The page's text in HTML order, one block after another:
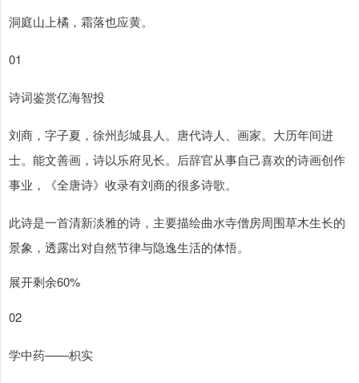
洞庭山上橘，霜落也应黄。
01
诗词鉴赏亿海智投
刘商，字子夏，徐州彭城县人。唐代诗人、画家。大历年间进
士。能文善画，诗以乐府见长。后辞官从事自己喜欢的诗画创作
事业，《全唐诗》收录有刘商的很多诗歌。
此诗是一首清新淡雅的诗，主要描绘曲水寺僧房周围草木生长的
景象，透露出对自然节律与隐逸生活的体悟。
展开剩余60%
02
学中药——枳实